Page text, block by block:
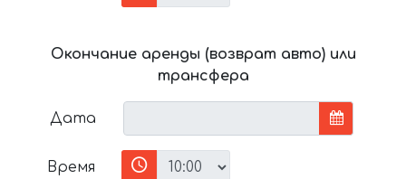
Окончание аренды (возврат авто) или
трансфера
Дата
Время